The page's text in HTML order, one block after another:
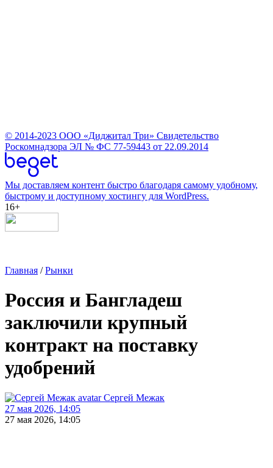
© 2014-2023 ООО «Диджитал Три» Свидетельство
Роскомнадзора ЭЛ № ФС 77-59443 от 22.09.2014
Мы доставляем контент быстро благодаря самому удобному,
быстрому и доступному хостингу для WordPress.
16+
Главная /Рынки
Россия и Бангладеш
заключили крупный
контракт на поставку
удобрений
Сергей Межак
27 мая 2026, 14:05
27 мая 2026, 14:05